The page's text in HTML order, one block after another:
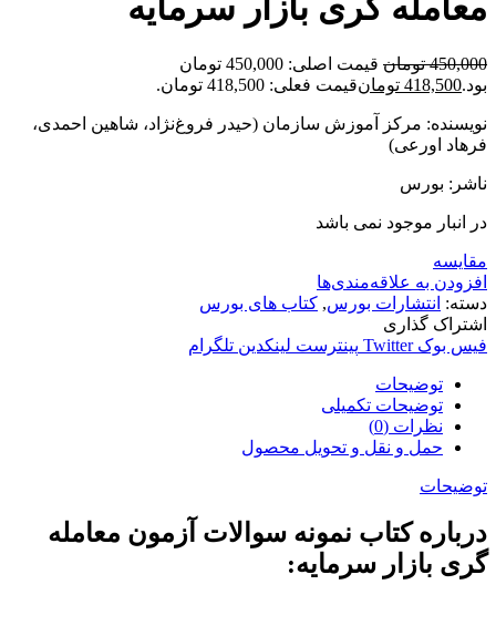
450,000 تومان
قیمت اصلی: 450,000 تومان
بود.418,500 تومانقیمت فعلی: 418,500 تومان.
نویسنده: مرکز آموزش سازمان (حیدر فروغ‌نژاد، شاهین احمدی،
فرهاد اورعی)
ناشر: بورس
در انبار موجود نمی باشد
مقایسه
افزودن به علاقه‌مندی‌ها
دسته: انتشارات بورس, کتاب های بورس
اشتراک گذاری
فیس بوک Twitter پینترست لینکدین تلگرام
توضیحات
توضیحات تکمیلی
نظرات (0)
حمل و نقل و تحویل محصول
توضیحات
درباره کتاب نمونه سوالات آزمون معامله
گری بازار سرمایه: